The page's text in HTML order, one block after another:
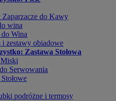
do Kawy
wina
Wina
i zestawy obiadowe
Zastawa Stołowa
Serwowania
podróżne i termosy